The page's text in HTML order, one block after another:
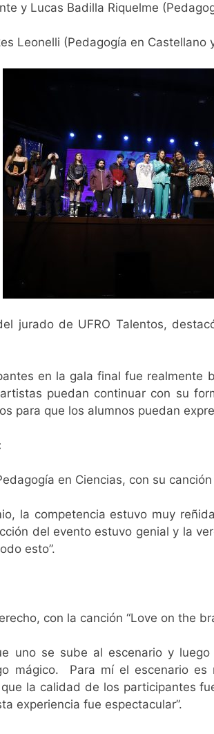
y Lucas Badilla Riquelme
Leonelli (Pedagogía en Castellano
jurado de UFRO Talentos,
en la gala final fue
puedan continuar con su
para que los alumnos puedan
en Ciencias, con su canción
la competencia estuvo muy
del evento estuvo genial y la
esto”.
con la canción “Love on the
uno se sube al escenario y
mágico. Para mí el escenario
la calidad de los participantes
experiencia fue espectacular”.